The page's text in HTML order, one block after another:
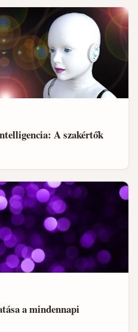
A szakértők
a mindennapi